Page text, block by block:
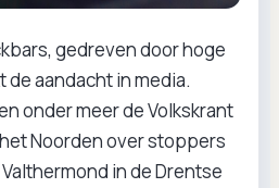
gedreven door hoge
aandacht in media.
onder meer de Volkskrant
Noorden over stoppers
in de Drentse